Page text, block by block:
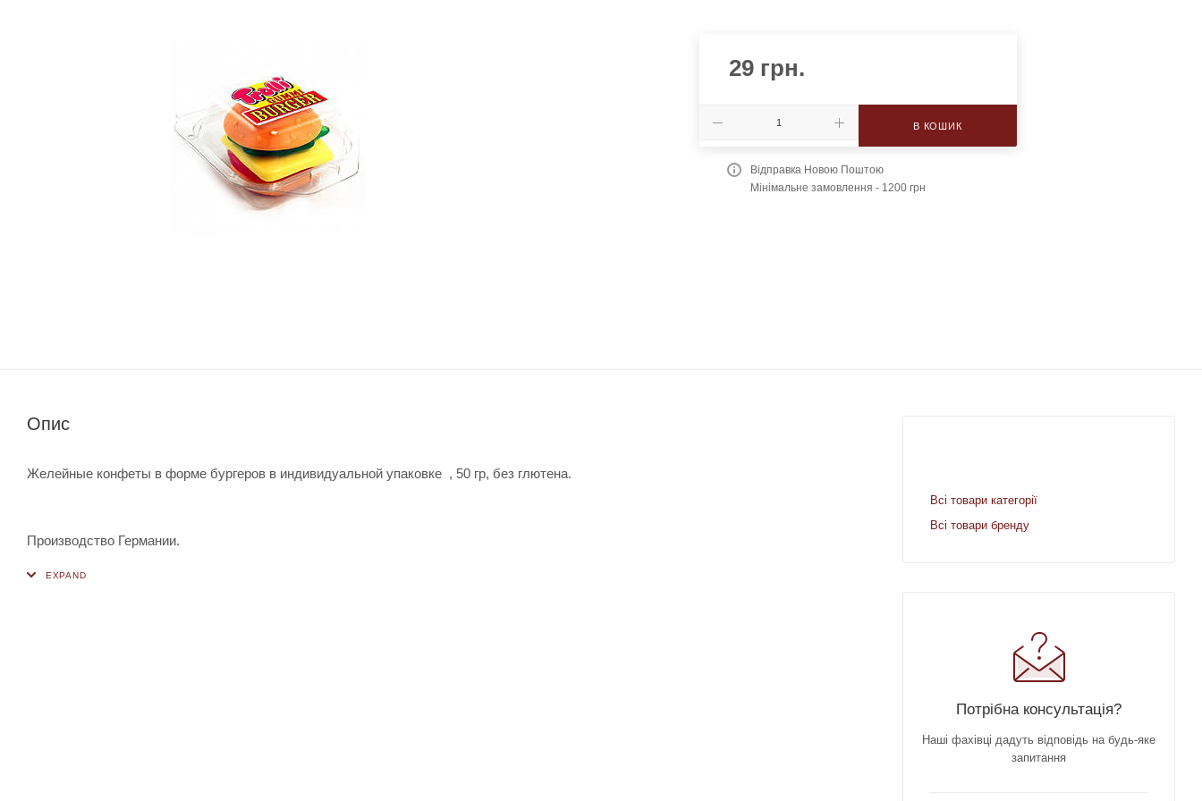
29 грн.
В КОШИК
Відправка Новою Поштою
Мінімальне замовлення - 1200 грн
Опис
Желейные конфеты в форме бургеров в индивидуальной упаковке , 50 гр, без глютена.
Производство Германии.
Всі товари категорії
Всі товари бренду
Потрібна консультація?
Наші фахівці дадуть відповідь на будь-яке
запитання